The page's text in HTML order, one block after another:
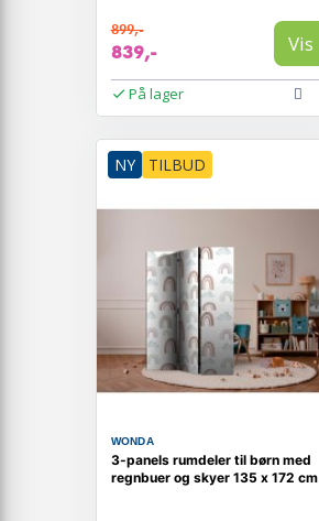
899,-
839,- Vis
På lager
NY TILBUD
WONDA
3-panels rumdeler til børn med
regnbuer og skyer 135 x 172 cm